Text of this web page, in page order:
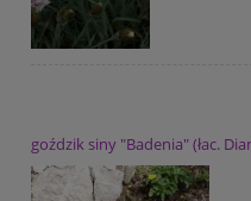
goździk siny "Badenia" (łac.